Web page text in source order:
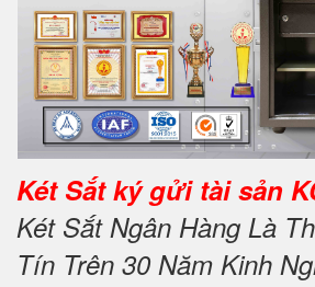
Két Sắt ký gửi tài sản
Két Sắt Ngân Hàng Là
Tín Trên 30 Năm Kinh